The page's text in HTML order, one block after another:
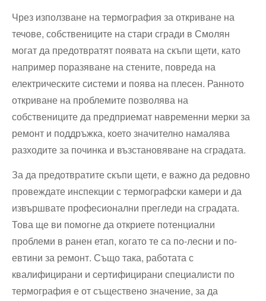
Чрез използване на термография за откриване на
течове, собствениците на стари сгради в Смолян
могат да предотвратят появата на скъпи щети, като
например поразяване на стените, повреда на
електрическите системи и поява на плесен. Ранното
откриване на проблемите позволява на
собствениците да предприемат навременни мерки за
ремонт и поддръжка, което значително намалява
разходите за починка и възстановяване на сградата.
За да предотвратите скъпи щети, е важно да редовно
провеждате инспекции с термографски камери и да
извършвате професионални прегледи на сградата.
Това ще ви помогне да откриете потенциални
проблеми в ранен етап, когато те са по-лесни и по-
евтини за ремонт. Също така, работата с
квалифицирани и сертифицирани специалисти по
термография е от съществено значение, за да